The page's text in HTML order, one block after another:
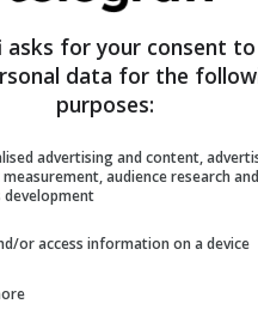
asks for your consent to
data for the
purposes:
advertising and content,
audience research and
development
or access information on a device